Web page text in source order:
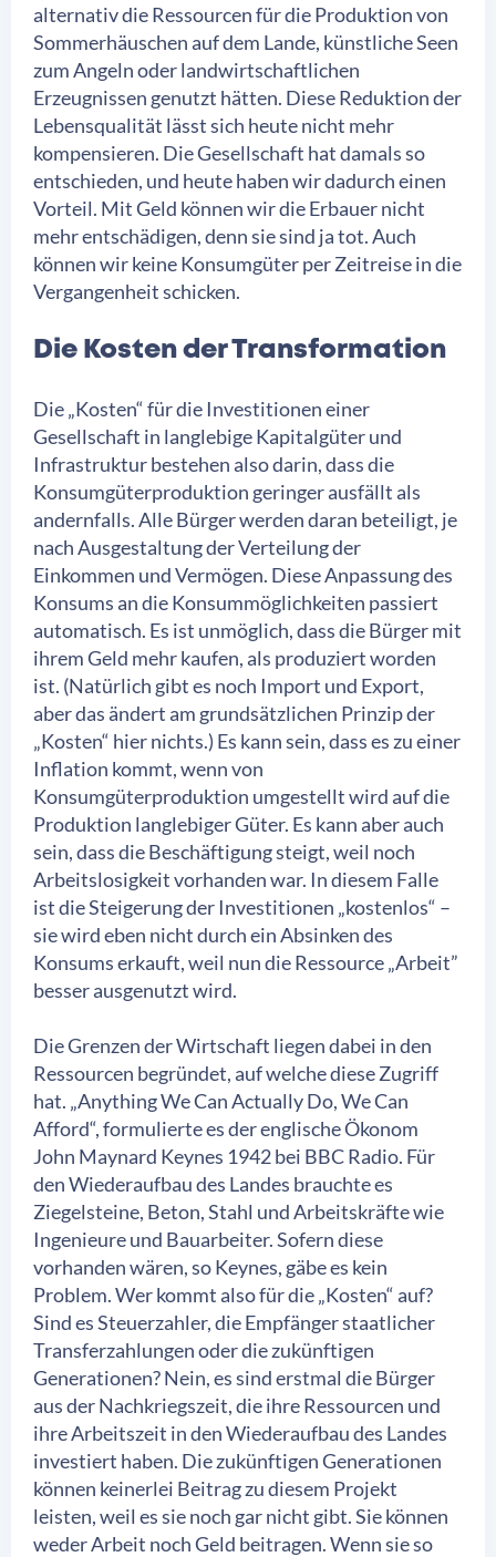
alternativ die Ressourcen für die Produktion von
Sommerhäuschen auf dem Lande, künstliche Seen
zum Angeln oder landwirtschaftlichen
Erzeugnissen genutzt hätten. Diese Reduktion der
Lebensqualität lässt sich heute nicht mehr
kompensieren. Die Gesellschaft hat damals so
entschieden, und heute haben wir dadurch einen
Vorteil. Mit Geld können wir die Erbauer nicht
mehr entschädigen, denn sie sind ja tot. Auch
können wir keine Konsumgüter per Zeitreise in die
Vergangenheit schicken.
Die Kosten der Transformation
Die „Kosten“ für die Investitionen einer
Gesellschaft in langlebige Kapitalgüter und
Infrastruktur bestehen also darin, dass die
Konsumgüterproduktion geringer ausfällt als
andernfalls. Alle Bürger werden daran beteiligt, je
nach Ausgestaltung der Verteilung der
Einkommen und Vermögen. Diese Anpassung des
Konsums an die Konsummöglichkeiten passiert
automatisch. Es ist unmöglich, dass die Bürger mit
ihrem Geld mehr kaufen, als produziert worden
ist. (Natürlich gibt es noch Import und Export,
aber das ändert am grundsätzlichen Prinzip der
„Kosten“ hier nichts.) Es kann sein, dass es zu einer
Inflation kommt, wenn von
Konsumgüterproduktion umgestellt wird auf die
Produktion langlebiger Güter. Es kann aber auch
sein, dass die Beschäftigung steigt, weil noch
Arbeitslosigkeit vorhanden war. In diesem Falle
ist die Steigerung der Investitionen „kostenlos“ –
sie wird eben nicht durch ein Absinken des
Konsums erkauft, weil nun die Ressource „Arbeit”
besser ausgenutzt wird.
Die Grenzen der Wirtschaft liegen dabei in den
Ressourcen begründet, auf welche diese Zugriff
hat. „Anything We Can Actually Do, We Can
Afford“, formulierte es der englische Ökonom
John Maynard Keynes 1942 bei BBC Radio. Für
den Wiederaufbau des Landes brauchte es
Ziegelsteine, Beton, Stahl und Arbeitskräfte wie
Ingenieure und Bauarbeiter. Sofern diese
vorhanden wären, so Keynes, gäbe es kein
Problem. Wer kommt also für die „Kosten“ auf?
Sind es Steuerzahler, die Empfänger staatlicher
Transferzahlungen oder die zukünftigen
Generationen? Nein, es sind erstmal die Bürger
aus der Nachkriegszeit, die ihre Ressourcen und
ihre Arbeitszeit in den Wiederaufbau des Landes
investiert haben. Die zukünftigen Generationen
können keinerlei Beitrag zu diesem Projekt
leisten, weil es sie noch gar nicht gibt. Sie können
weder Arbeit noch Geld beitragen. Wenn sie so